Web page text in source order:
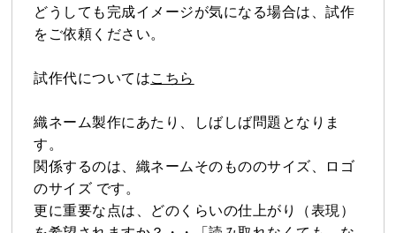
どうしても完成イメージが気になる場合は、試作
をご依頼ください。
試作代についてはこちら
織ネーム製作にあたり、しばしば問題となりま
す。
関係するのは、織ネームそのもののサイズ、ロゴ
のサイズ です。
更に重要な点は、どのくらいの仕上がり（表現）